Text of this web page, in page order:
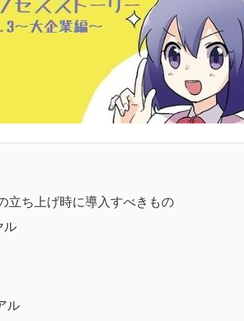
立ち上げ時に導入すべきもの
ル
ル